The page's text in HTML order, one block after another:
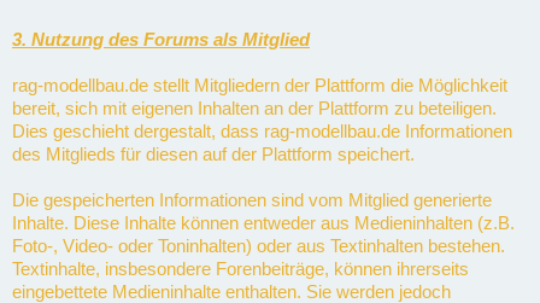
3. Nutzung des Forums als Mitglied
rag-modellbau.de stellt Mitgliedern der Plattform die Möglichkeit
bereit, sich mit eigenen Inhalten an der Plattform zu beteiligen.
Dies geschieht dergestalt, dass rag-modellbau.de Informationen
des Mitglieds für diesen auf der Plattform speichert.
Die gespeicherten Informationen sind vom Mitglied generierte
Inhalte. Diese Inhalte können entweder aus Medieninhalten (z.B.
Foto-, Video- oder Toninhalten) oder aus Textinhalten bestehen.
Textinhalte, insbesondere Forenbeiträge, können ihrerseits
eingebettete Medieninhalte enthalten. Sie werden jedoch